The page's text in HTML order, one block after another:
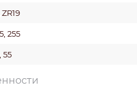
ZR19
255
55